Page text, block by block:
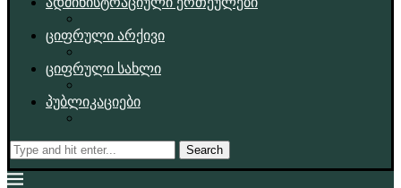
ციფრული არქივი
ციფრული სახლი
პუბლიკაციები
Search